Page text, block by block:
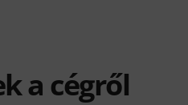
a cégről